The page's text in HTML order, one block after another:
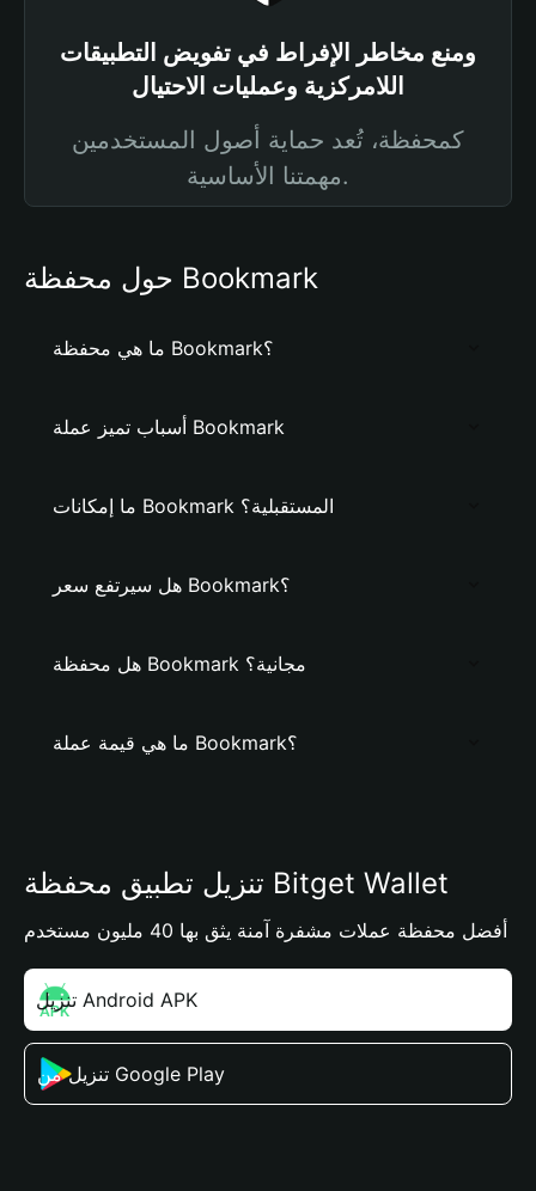
ومنع مخاطر الإفراط في تفويض التطبيقات
اللامركزية وعمليات الاحتيال
كمحفظة، تُعد حماية أصول المستخدمين
مهمتنا الأساسية.
حول محفظة Bookmark
ما هي محفظة Bookmark؟
أسباب تميز عملة Bookmark
ما إمكانات Bookmark المستقبلية؟
هل سيرتفع سعر Bookmark؟
هل محفظة Bookmark مجانية؟
ما هي قيمة عملة Bookmark؟
تنزيل تطبيق محفظة Bitget Wallet
أفضل محفظة عملات مشفرة آمنة يثق بها 40 مليون مستخدم
تنزيل Android APK
تنزيل من Google Play